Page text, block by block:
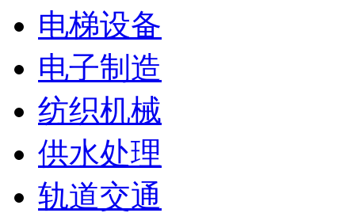
电梯设备
电子制造
纺织机械
供水处理
轨道交通